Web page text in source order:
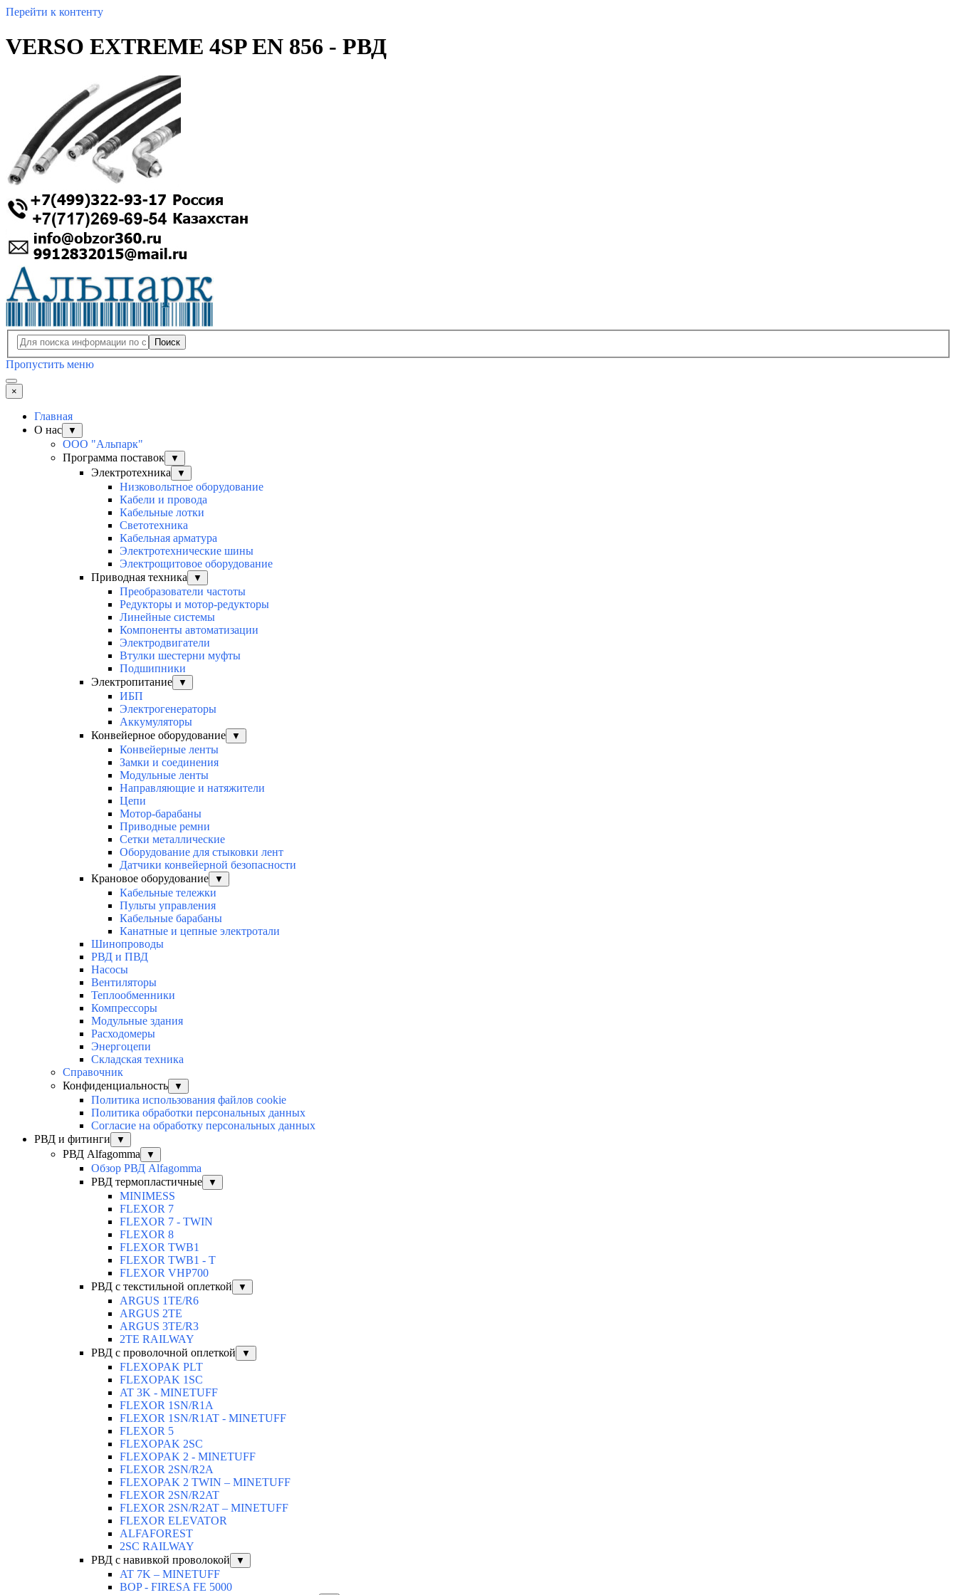
Перейти к контенту
VERSO EXTREME 4SP EN 856 - РВД
Поиск
Пропустить меню
×
Главная
О нас
▼
ООО "Альпарк"
Программа поставок
▼
Электротехника ▼
Низковольтное оборудование
Кабели и провода
Кабельные лотки
Светотехника
Кабельная арматура
Электротехнические шины
Электрощитовое оборудование
Приводная техника
▼
Преобразователи частоты
Редукторы и мотор-редукторы
Линейные системы
Компоненты автоматизации
Электродвигатели
Втулки шестерни муфты
Подшипники
Электропитание
▼
ИБП
Электрогенераторы
Аккумуляторы
Конвейерное оборудование
▼
Конвейерные ленты
Замки и соединения
Модульные ленты
Направляющие и натяжители
Цепи
Мотор-барабаны
Приводные ремни
Сетки металлические
Оборудование для стыковки лент
Датчики конвейерной безопасности
Крановое оборудование
▼
Кабельные тележки
Пульты управления
Кабельные барабаны
Канатные и цепные электротали
Шинопроводы
РВД и ПВД
Насосы
Вентиляторы
Теплообменники
Компрессоры
Модульные здания
Расходомеры
Энергоцепи
Складская техника
Справочник
Конфиденциальность
▼
Политика использования файлов cookie
Политика обработки персональных данных
Согласие на обработку персональных данных
РВД и фитинги
▼
РВД Alfagomma ▼
Обзор РВД Alfagomma
РВД термопластичные
▼
MINIMESS
FLEXOR 7
FLEXOR 7 - TWIN
FLEXOR 8
FLEXOR TWB1
FLEXOR TWB1 - T
FLEXOR VHP700
РВД с текстильной оплеткой
▼
ARGUS 1TE/R6
ARGUS 2TЕ
ARGUS 3TE/R3
2TE RAILWAY
РВД с проволочной оплеткой
▼
FLEXOPAK PLT
FLEXOPAK 1SС
AT 3K - MINETUFF
FLEXOR 1SN/R1A
FLEXOR 1SN/R1AT - MINETUFF
FLEXOR 5
FLEXOPAK 2SС
FLEXOPAK 2 - MINETUFF
FLEXOR 2SN/R2A
FLEXOPAK 2 TWIN – MINETUFF
FLEXOR 2SN/R2AT
FLEXOR 2SN/R2AT – MINETUFF
FLEXOR ELEVATOR
ALFAFOREST
2SC RAILWAY
РВД с навивкой проволокой
▼
AT 7K – MINETUFF
BOP - FIRESA FE 5000